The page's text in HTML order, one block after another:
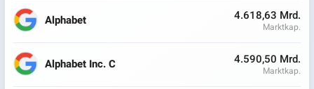
Alphabet 4.618,63 Mrd.
Marktkap.
Alphabet Inc. C 4.590,50 Mrd.
Marktkap.